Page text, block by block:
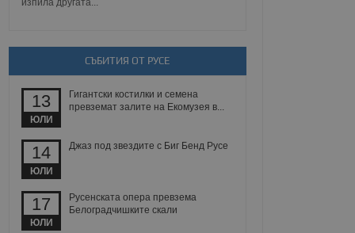
изпила другата...
СЪБИТИЯ ОТ РУСЕ
13
ЮЛИ
Гигантски костилки и семена
превземат залите на Екомузея в...
14
ЮЛИ
Джаз под звездите с Биг Бенд Русе
17
ЮЛИ
Русенската опера превзема
Белоградчишките скали
за тяхното
сесии.
между хората
уебсайт.
на
на бисквитките,
съответствие и
и
и предоставя
използва
потребител може